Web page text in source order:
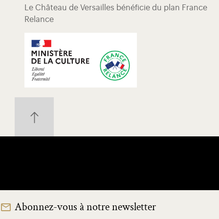
Le Château de Versailles bénéficie du plan France
Relance
Abonnez-vous à notre newsletter